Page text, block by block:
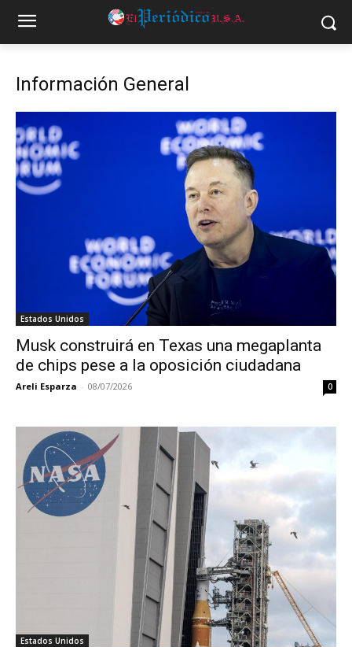
Información General
Estados Unidos
Musk construirá en Texas una megaplanta
de chips pese a la oposición ciudadana
Areli Esparza - 08/07/2026 0
Estados Unidos